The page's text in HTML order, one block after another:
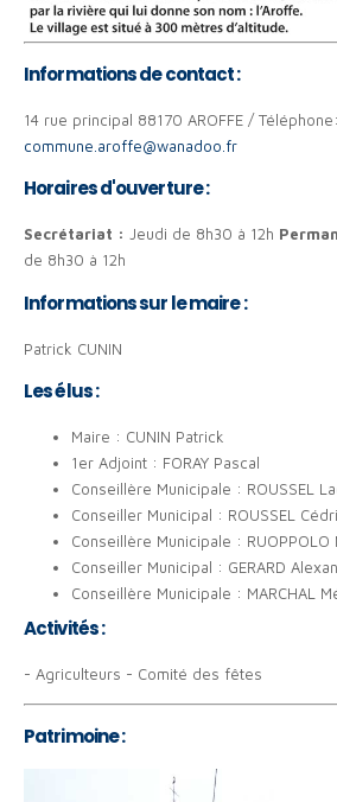
Informations de contact :
14 rue principal 88170 AROFFE /
commune.aroffe@wanadoo.fr
Horaires d'ouverture :
Secrétariat : Jeudi de 8h30 à 12h
de 8h30 à 12h
Informations sur le maire :
Patrick CUNIN
Les élus :
Maire : CUNIN Patrick
1er Adjoint : FORAY Pascal
Conseillère Municipale : ROUSSEL
Conseiller Municipal : ROUSSEL
Conseillère Municipale : RUOPPOLO
Conseiller Municipal : GERARD
Conseillère Municipale : MARCHAL
Activités :
- Agriculteurs - Comité des fêtes
Patrimoine :